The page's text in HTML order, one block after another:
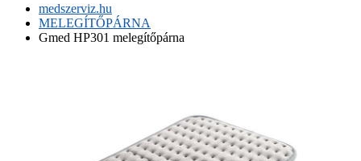
medszerviz.hu
MELEGÍTŐPÁRNA
Gmed HP301 melegítőpárna